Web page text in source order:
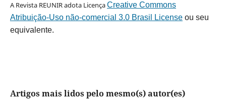
A Revista REUNIR adota LicençaCreative Commons
Atribuição-Uso não-comercial 3.0 Brasil Licenseou seu
equivalente.
Artigos mais lidos pelo mesmo(s) autor(es)